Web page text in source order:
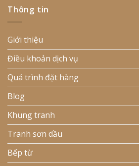
Thông tin
Giới thiệu
Điều khoản dịch vụ
Quá trình đặt hàng
Blog
Khung tranh
Tranh sơn dầu
Bếp từ